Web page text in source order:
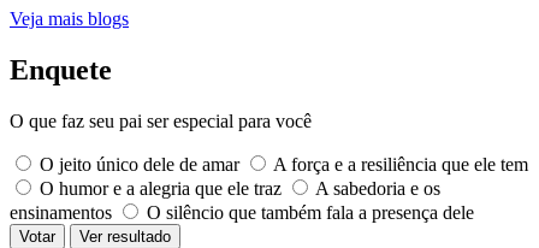
Veja mais blogs
Enquete
O que faz seu pai ser especial para você
O jeito único dele de amar
A força e a resiliência que ele tem
O humor e a alegria que ele traz
A sabedoria e os
ensinamentos
O silêncio que também fala a presença dele
Votar Ver resultado